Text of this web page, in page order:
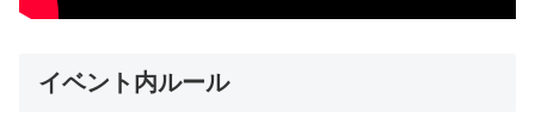
イベント内ルール